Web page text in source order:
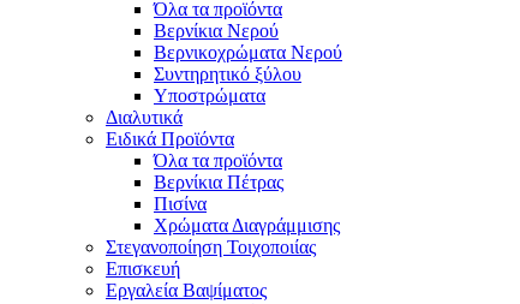
Όλα τα προϊόντα
Βερνίκια Νερού
Βερνικοχρώματα Νερού
Συντηρητικό ξύλου
Υποστρώματα
Διαλυτικά
Ειδικά Προϊόντα
Όλα τα προϊόντα
Βερνίκια Πέτρας
Πισίνα
Χρώματα Διαγράμμισης
Στεγανοποίηση Τοιχοποιίας
Επισκευή
Εργαλεία Βαψίματος